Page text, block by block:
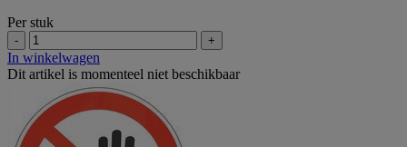
Per stuk
- +
In winkelwagen
Dit artikel is momenteel niet beschikbaar